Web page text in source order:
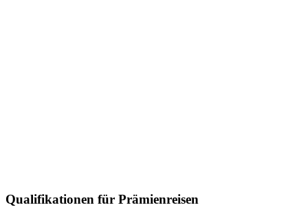
Qualifikationen für Prämienreisen